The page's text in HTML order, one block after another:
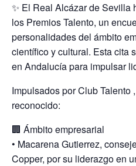
✨ El Real Alcázar de Sevilla
los Premios Talento, un
personalidades del ámbito
científico y cultural. Esta cita
en Andalucía para impulsar
Impulsados por Club Talento
reconocido:
🏢 Ámbito empresarial
• Macarena Gutierrez,
Copper, por su liderazgo en